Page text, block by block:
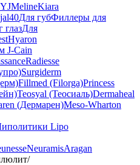
MelineKiara
Для губФиллеры для
глазДля
Hyaron
J-Cain
Radiesse
Surgiderm
Fillmed (Filorga)Princess
Teosyal (Теосиаль)Dermaheal
(Дермарен)Meso-Wharton
Lipo
NeuramisAragan